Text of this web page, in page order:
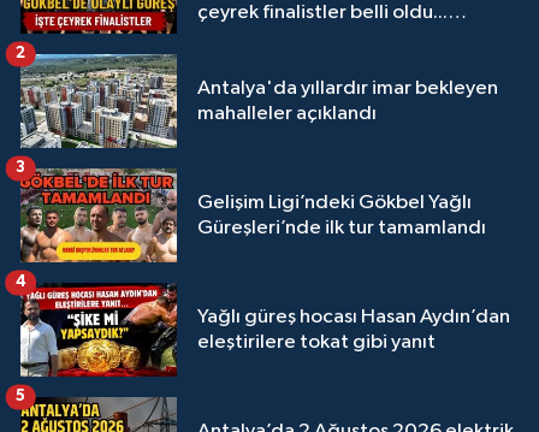
çeyrek finalistler belli oldu...
Antalya'da yıllardır imar bekleyen
mahalleler açıklandı
2
Gelişim Ligi’ndeki Gökbel Yağlı
Güreşleri’nde ilk tur tamamlandı
3
Yağlı güreş hocası Hasan Aydın’dan
eleştirilere tokat gibi yanıt
4
5